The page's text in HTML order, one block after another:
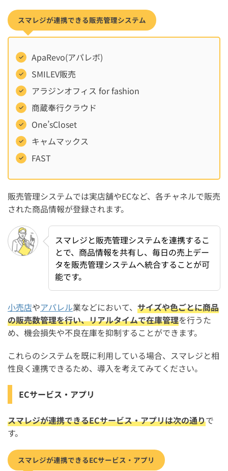
スマレジが連携できる販売管理システム
ApaRevo(アパレボ)
SMILEV販売
アラジンオフィス for fashion
商蔵奉行クラウド
One’sCloset
キャムマックス
FAST
販売管理システムでは実店舗やECなど、各チャネルで販売
された商品情報が登録されます。
スマレジと販売管理システムを連携するこ
とで、商品情報を共有し、毎日の売上デー
タを販売管理システムへ統合することが可
能です。
小売店やアパレル業などにおいて、 サイズや色ごとに商品
の販売数管理を行い、リアルタイムで在庫管理を行うた
め、機会損失や不良在庫を抑制することができます。
これらのシステムを既に利用している場合、スマレジと相
性良く連携できるため、導入を考えてみてください。
ECサービス・アプリ
スマレジが連携できるECサービス・アプリは次の通りで
す。
スマレジが連携できるECサービス・アプリ